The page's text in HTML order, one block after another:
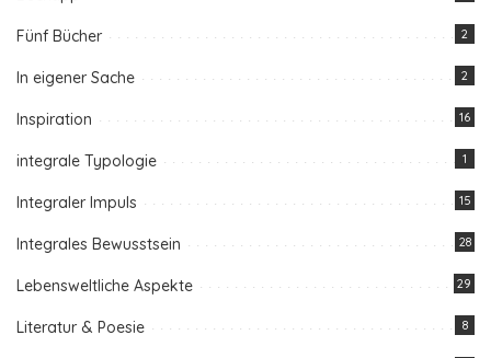
Fünf Bücher 2
In eigener Sache 2
Inspiration 16
integrale Typologie 1
Integraler Impuls 15
Integrales Bewusstsein 28
Lebensweltliche Aspekte 29
Literatur & Poesie 8